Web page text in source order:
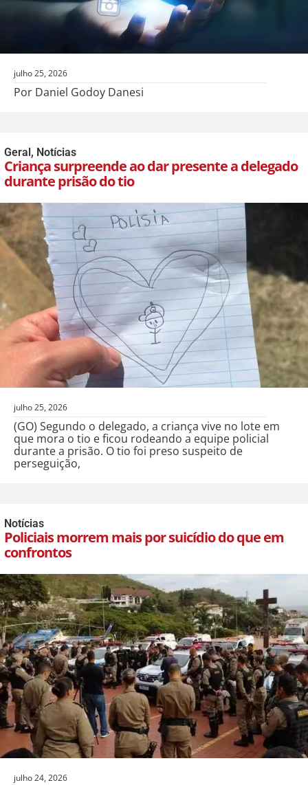
julho 25, 2026
Por Daniel Godoy Danesi
Geral, Notícias
Criança surpreende ao dar presente a delegado
durante prisão do tio
julho 25, 2026
(GO) Segundo o delegado, a criança vive no lote em
que mora o tio e ficou rodeando a equipe policial
durante a prisão. O tio foi preso suspeito de
perseguição,
Notícias
Policiais morrem mais por suicídio do que em
confrontos
julho 24, 2026